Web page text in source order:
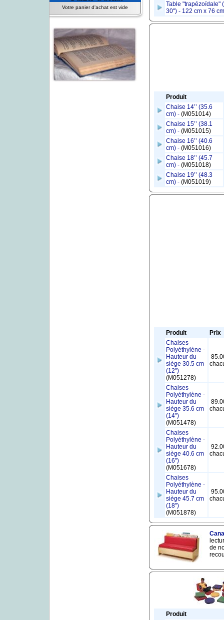
Votre panier d'achat est vide
Table "trapézoïdale"
30") - 122 cm x 76
Produit
Chaise 14’’ (35.6
cm) - (M051014)
Chaise 15’’ (38.1
cm) - (M051015)
Chaise 16’’ (40.6
cm) - (M051016)
Chaise 18’’ (45.7
cm) - (M051018)
Chaise 19’’ (48.3
cm) - (M051019)
Produit
Prix
Chaises
Polyéthylène -
Hauteur du
siège 30.5 cm
(12")
(M051278)
Chaises
Polyéthylène -
Hauteur du
siège 35.6 cm
(14")
(M051478)
Chaises
Polyéthylène -
Hauteur du
siège 40.6 cm
(16")
(M051678)
Chaises
Polyéthylène -
Hauteur du
siège 45.7 cm
(18")
(M051878)
de
Produit